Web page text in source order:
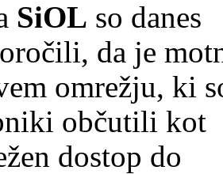
SiOL so danes
da je
omrežju, ki
občutili kot
dostop do